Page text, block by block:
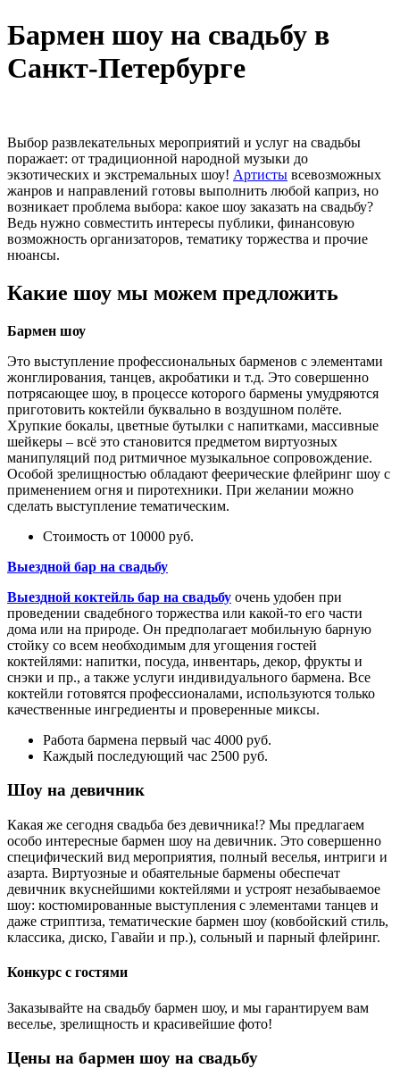
Бармен шоу на свадьбу в
Сaнкт-Петербурге
Выбор развлекательных мероприятий и услуг на свадьбы
поражает: от традиционной народной музыки до
экзотических и экстремальных шоу! Артисты всевозможных
жанров и направлений готовы выполнить любой каприз, но
возникает проблема выбора: какое шоу заказать на свадьбу?
Ведь нужно совместить интересы публики, финансовую
возможность организаторов, тематику торжества и прочие
нюансы.
Какие шоу мы можем предложить
Бармен шоу
Это выступление профессиональных барменов с элементами
жонглирования, танцев, акробатики и т.д. Это совершенно
потрясающее шоу, в процессе которого бармены умудряются
приготовить коктейли буквально в воздушном полёте.
Хрупкие бокалы, цветные бутылки с напитками, массивные
шeйкeры – всё это становится предметом виртуозных
манипуляций под ритмичное музыкальное сопровождение.
Особой зрелищностью обладают феерические флeйринг шоу с
применением огня и пиротехники. При желании можно
сделать выступление тематическим.
Стоимость от 10000 руб.
Выездной бар на свадьбу
Выездной коктейль бар на свадьбу очень удобен при
проведении свадебного торжества или какой-то его части
дома или на природе. Он предполагает мобильную бaрную
стойку со всем необходимым для угощения гостей
коктейлями: напитки, посуда, инвентарь, декор, фрукты и
снэки и пр., а также услуги индивидуального бармена. Все
коктейли готовятся профессионалами, используются только
качественные ингредиенты и проверенные миксы.
Работа бармена первый час 4000 руб.
Каждый последующий час 2500 руб.
Шоу на девичник
Какая же сегодня свадьба без девичника!? Мы предлагаем
особо интересные бармен шоу на девичник. Это совершенно
специфический вид мероприятия, полный веселья, интриги и
азарта. Виртуозные и обаятельные бармены обеспечат
девичник вкуснейшими коктейлями и устроят незабываемое
шоу: костюмированные выступления с элементами танцев и
даже стриптиза, тематические бармен шоу (ковбойский стиль,
классика, диско, Гавайи и пр.), сольный и парный флeйринг.
Конкурс с гостями
Заказывайте на свадьбу бармен шоу, и мы гарантируем вам
веселье, зрелищность и красивейшие фото!
Цены на бармен шоу на свадьбу